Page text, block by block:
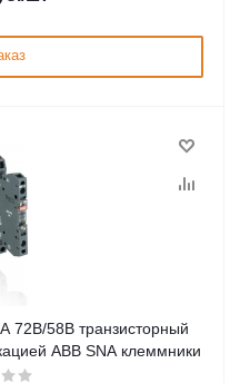
72В/58В транзисторный
ABB SNA клеммники